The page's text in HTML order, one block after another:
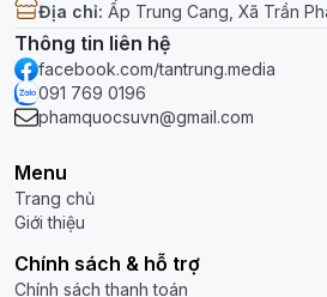
Địa chỉ: Ấp Trung Cang, Xã Trần
Thông tin liên hệ
facebook.com/tantrung.media
091 769 0196
phamquocsuvn@gmail.com
Menu
Trang chủ
Giới thiệu
Chính sách & hỗ trợ
Chính sách thanh toán